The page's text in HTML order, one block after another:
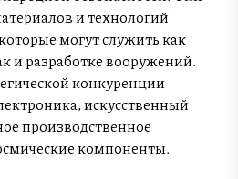
и технологий
могут служить как
и разработке вооружений.
конкуренции
искусственный
производственное
компоненты.